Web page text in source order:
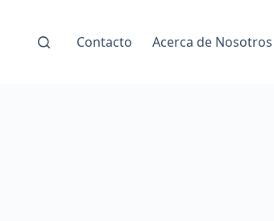
Contacto Acerca de Nosotros